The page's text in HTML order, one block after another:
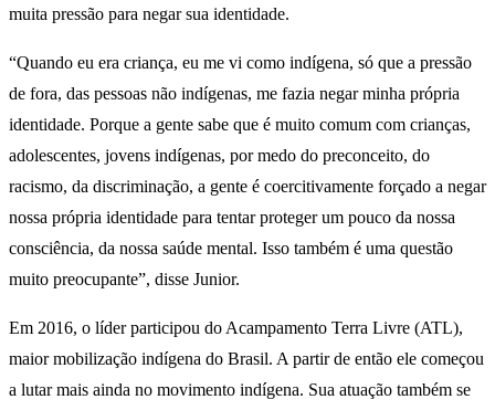
muita pressão para negar sua identidade.
“Quando eu era criança, eu me vi como indígena, só que a pressão
de fora, das pessoas não indígenas, me fazia negar minha própria
identidade. Porque a gente sabe que é muito comum com crianças,
adolescentes, jovens indígenas, por medo do preconceito, do
racismo, da discriminação, a gente é coercitivamente forçado a negar
nossa própria identidade para tentar proteger um pouco da nossa
consciência, da nossa saúde mental. Isso também é uma questão
muito preocupante”, disse Junior.
Em 2016, o líder participou do Acampamento Terra Livre (ATL),
maior mobilização indígena do Brasil. A partir de então ele começou
a lutar mais ainda no movimento indígena. Sua atuação também se